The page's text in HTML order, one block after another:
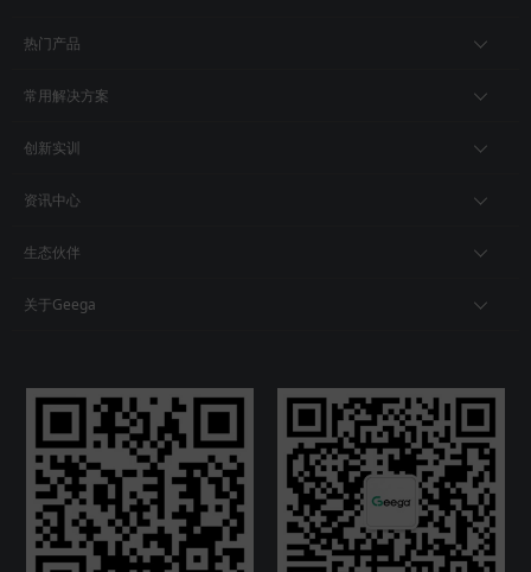
热门产品
常用解决方案
创新实训
资讯中心
生态伙伴
关于Geega